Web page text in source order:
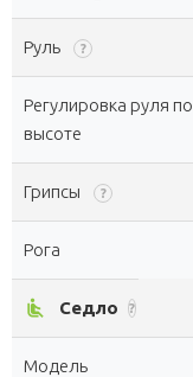
Руль ?
Регулировка руля по
высоте
Грипсы ?
Рога
airline_seat_recline_normal Седло ?
Модель